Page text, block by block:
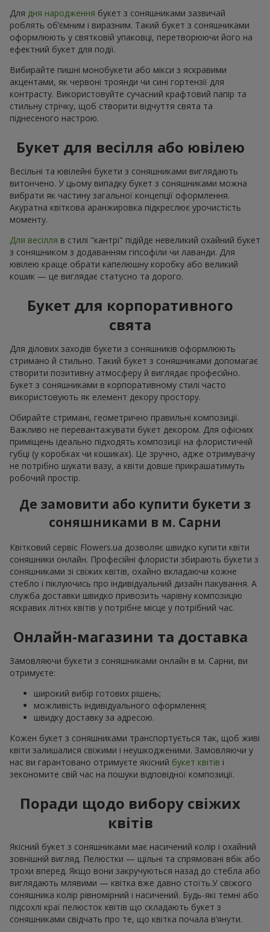
Для дня народження букет з соняшниками зазвичай
роблять об’ємним і виразним. Такий букет з соняшниками
оформлюють у святковій упаковці, перетворюючи його на
ефектний букет для події.
Вибирайте пишні монобукети або мікси з яскравими
акцентами, як червоні троянди чи сині гортензії для
контрасту. Використовуйте сучасний крафтовий папір та
стильну стрічку, щоб створити відчуття свята та
піднесеного настрою.
Букет для весілля або ювілею
Весільні та ювілейні букети з соняшниками виглядають
витончено. У цьому випадку букет з соняшниками можна
вибрати як частину загальної концепції оформлення.
Акуратна квіткова аранжировка підкреслює урочистість
моменту.
Для весілля в стилі "кантрі" підійде невеликий охайний букет
з соняшником з додаванням гіпсофіли чи лаванди. Для
ювілею краще обрати капелюшну коробку або великий
кошик — це виглядає статусно та дорого.
Букет для корпоративного
свята
Для ділових заходів букети з соняшників оформлюють
стримано й стильно. Такий букет з соняшниками допомагає
створити позитивну атмосферу й виглядає професійно.
Букет з соняшниками в корпоративному стилі часто
використовують як елемент декору простору.
Обирайте стримані, геометрично правильні композиції.
Важливо не перевантажувати букет декором. Для офісних
приміщень ідеально підходять композиції на флористичній
губці (у коробках чи кошиках). Це зручно, адже отримувачу
не потрібно шукати вазу, а квіти довше прикрашатимуть
робочий простір.
Де замовити або купити букети з
соняшниками в м. Сарни
Квітковий сервіс Flowers.ua дозволяє швидко купити квіти
соняшники онлайн. Професійні флористи збирають букети з
соняшниками зі свіжих квітів, охайно вкладаючи кожне
стебло і піклуючись про індивідуальний дизайн пакування. А
служба доставки швидко привозить чарівну композицію
яскравих літніх квітів у потрібне місце у потрібний час.
Онлайн-магазини та доставка
Замовляючи букети з соняшниками онлайн в м. Сарни, ви
отримуєте:
широкий вибір готових рішень;
можливість індивідуального оформлення;
швидку доставку за адресою.
Кожен букет з соняшниками транспортується так, щоб живі
квіти залишалися свіжими і неушкодженими. Замовляючи у
нас ви гарантовано отримуєте якісний букет квітів і
зекономите свій час на пошуки відповідної композиції.
Поради щодо вибору свіжих
квітів
Якісний букет з соняшниками має насичений колір і охайний
зовнішній вигляд. Пелюстки — щільні та спрямовані вбік або
трохи вперед. Якщо вони закручуються назад до стебла або
виглядають млявими — квітка вже давно стоїть.У свіжого
соняшника колір рівномірний і насичений. Будь-які темні або
підсохлі краї пелюсток квітів що складають букет з
соняшниками свідчать про те, що квітка почала в’янути.